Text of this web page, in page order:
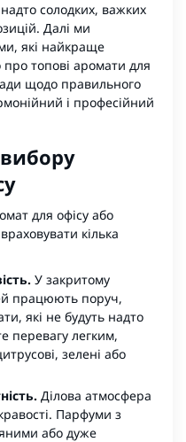
солодких, важких
Далі ми
які найкраще
про топові аромати для
щодо правильного
і професійний
для офісу або
кілька
У закритому
працюють поруч,
які не будуть надто
перевагу легким,
зелені або
Ділова атмосфера
Парфуми з
або дуже